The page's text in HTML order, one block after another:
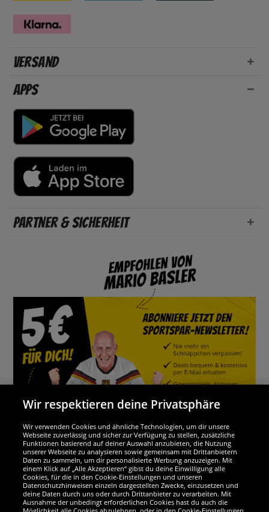
Versand
Apps
Partner & Sicherheit
Wir sind ausgezeichnet
Wir respektieren deine Privatsphäre
Wir verwenden Cookies und ähnliche Technologien, um dir unsere
Webseite zuverlässig und sicher zur Verfügung zu stellen, zusätzliche
Funktionen basierend auf deiner Auswahl anzubieten, die Nutzung
unserer Webseite zu analysieren sowie gemeinsam mit Drittanbietern
Daten zu sammeln, um dir personalisierte Werbung anzuzeigen. Mit
einem Klick auf „Alle Akzeptieren“ gibst du deine Einwilligung alle
Cookies, für die in den Cookie-Einstellungen und unseren
Datenschutzhinweisen einzeln dargestellten Zwecke, einzusetzen und
deine Daten durch uns oder durch Drittanbieter zu verarbeiten. Mit
Ausnahme der unbedingt erforderlichen Cookies hast du auch die